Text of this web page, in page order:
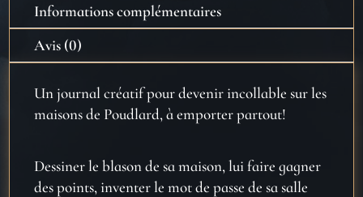
Informations complémentaires
Avis (0)
Un journal créatif pour devenir incollable sur les
maisons de Poudlard, à emporter partout!
Dessiner le blason de sa maison, lui faire gagner
des points, inventer le mot de passe de sa salle